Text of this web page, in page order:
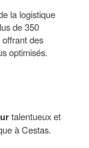
la logistique
de 350
des
optimisés.
talentueux et
à Cestas.